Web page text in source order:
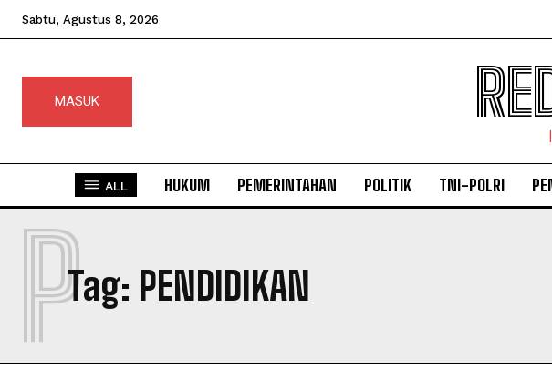
Sabtu, Agustus 8, 2026
MASUK
ALL HUKUM PEMERINTAHAN POLITIK TNI-POLRI
Tag: PENDIDIKAN
P